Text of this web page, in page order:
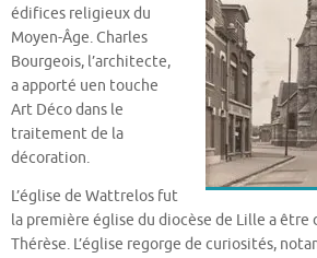
édifices religieux du
Moyen-Âge. Charles
Bourgeois, l’architecte,
a apporté uen touche
Art Déco dans le
traitement de la
décoration.
L’église de Wattrelos fut
la première église du diocèse de Lille a être
Thérèse. L’église regorge de curiosités,